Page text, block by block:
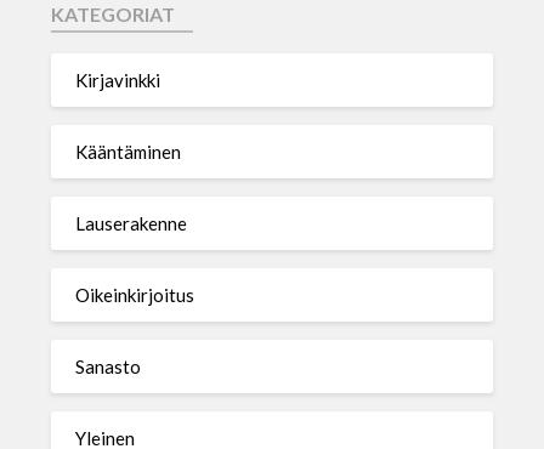
KATEGORIAT
Kirjavinkki
Kääntäminen
Lauserakenne
Oikeinkirjoitus
Sanasto
Yleinen